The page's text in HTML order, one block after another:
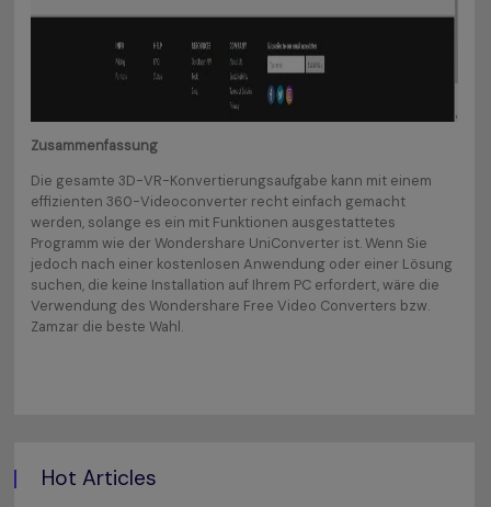
Zusammenfassung
Die gesamte 3D-VR-Konvertierungsaufgabe kann mit einem
effizienten 360-Videoconverter recht einfach gemacht
werden, solange es ein mit Funktionen ausgestattetes
Programm wie der Wondershare UniConverter ist. Wenn Sie
jedoch nach einer kostenlosen Anwendung oder einer Lösung
suchen, die keine Installation auf Ihrem PC erfordert, wäre die
Verwendung des Wondershare Free Video Converters bzw.
Zamzar die beste Wahl.
Hot Articles